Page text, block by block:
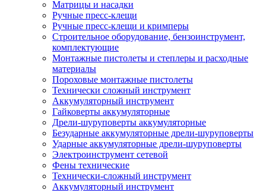
Матрицы и насадки
Ручные пресс-клещи
Ручные пресс-клещи и кримперы
Строительное оборудование, бензоинструмент,
комплектующие
Монтажные пистолеты и степлеры и расходные
материалы
Пороховые монтажные пистолеты
Технически сложный инструмент
Аккумуляторный инструмент
Гайковерты аккумуляторные
Дрели-шуруповерты аккумуляторные
Безударные аккумуляторные дрели-шуруповерты
Ударные аккумуляторные дрели-шуруповерты
Электроинструмент сетевой
Фены технические
Технически-сложный инструмент
Аккумуляторный инструмент